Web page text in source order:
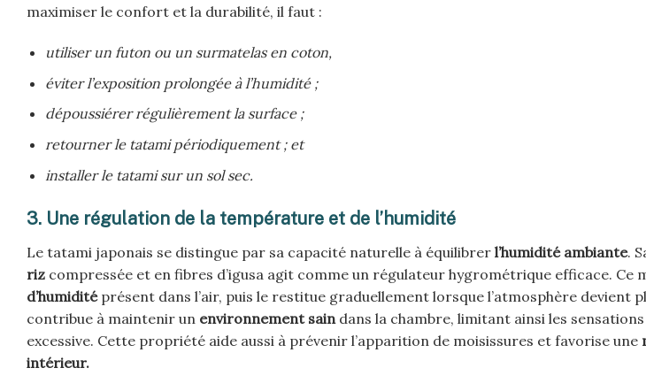
maximiser le confort et la durabilité, il faut :
utiliser un futon ou un surmatelas en coton,
éviter l’exposition prolongée à l’humidité ;
dépoussiérer régulièrement la surface ;
retourner le tatami périodiquement ; et
installer le tatami sur un sol sec.
3. Une régulation de la température et de l’humidité
Le tatami japonais se distingue par sa capacité naturelle à équilibrer l’humidité ambiante.
riz compressée et en fibres d’igusa agit comme un régulateur hygrométrique efficace. Ce
d’humiditéprésent dans l’air, puis le restitue graduellement lorsque l’atmosphère devient
contribue à maintenir un environnement saindans la chambre, limitant ainsi les
excessive. Cette propriété aide aussi à prévenir l’apparition de moisissures et favorise une
intérieur.